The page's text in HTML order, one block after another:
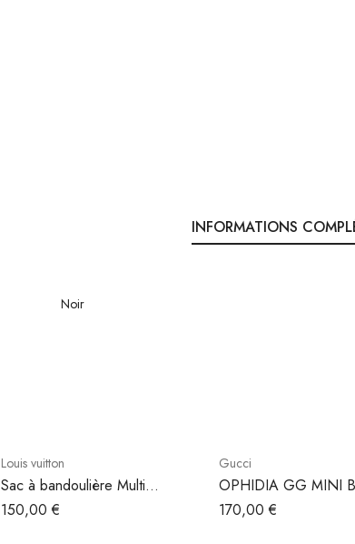
INFORMATIONS
Noir
Louis vuitton
Sac à bandoulière Multi
Pochette
150,00€
Gucci
OPHIDIA GG MINI
170,00€